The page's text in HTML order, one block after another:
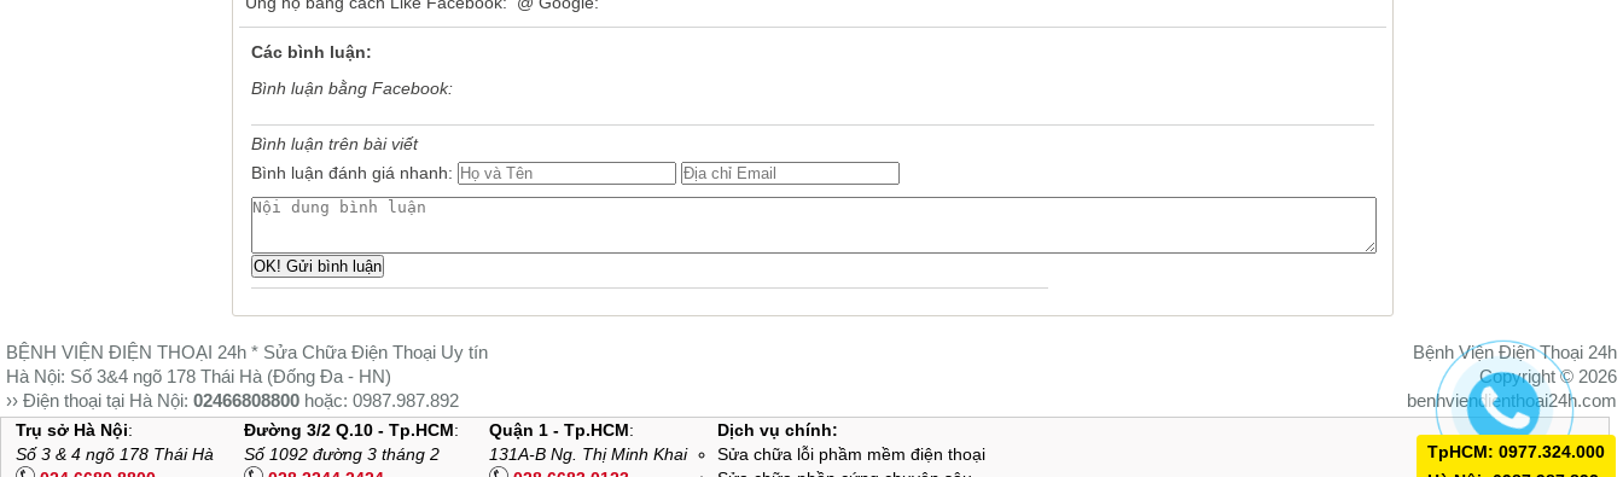
TpHCM: 0977.324.000
Các bình luận:
Bình luận bằng Facebook:
Bình luận trên bài viết
Bình luận đánh giá nhanh:
Trụ sở Hà Nội:
Số 3 & 4 ngõ 178 Thái Hà
Đường 3/2 Q.10 - Tp.HCM:
Số 1092 đường 3 tháng 2
Quận 1 - Tp.HCM:
131A-B Ng. Thị Minh Khai
Dịch vụ chính:
Sửa chữa lỗi phầm mềm điện thoại
BỆNH VIỆN ĐIỆN THOẠI 24h * Sửa Chữa Điện Thoại Uy tín
Hà Nội: Số 3&4 ngõ 178 Thái Hà (Đống Đa - HN)
›› Điện thoại tại Hà Nội: 02466808800 hoặc: 0987.987.892
TpHCM: Số 1092 đường 3/2 TpHCM (gần ngã tư Lê Đại Hành)
›› Điện thoại TPHCM:028.2244.2424- Hotline: 0977.324.000
Bệnh Viện Điện Thoại 24h
Copyright © 2026
benhviendienthoai24h.com